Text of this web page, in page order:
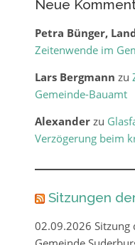
Neue
Petra Bünger,
Zeitenwende im
Lars Bergmann zu
Gemeinde-Bauamt
Alexanderzu
Verzögerung beim
Sitzungen
02.09.2026 Sitzung